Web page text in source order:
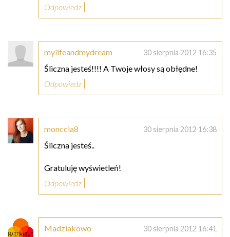
Odpowiedz
mylifeandmydream 30 sierpnia 2012 16:35
Śliczna jesteś!!!! A Twoje włosy są obłędne!
Odpowiedz
monccia8 30 sierpnia 2012 16:38
Śliczna jesteś..
Gratuluję wyświetleń!
Odpowiedz
Madziakowo 30 sierpnia 2012 16:41